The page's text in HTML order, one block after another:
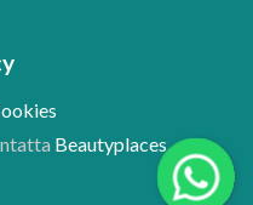
Beautyplaces